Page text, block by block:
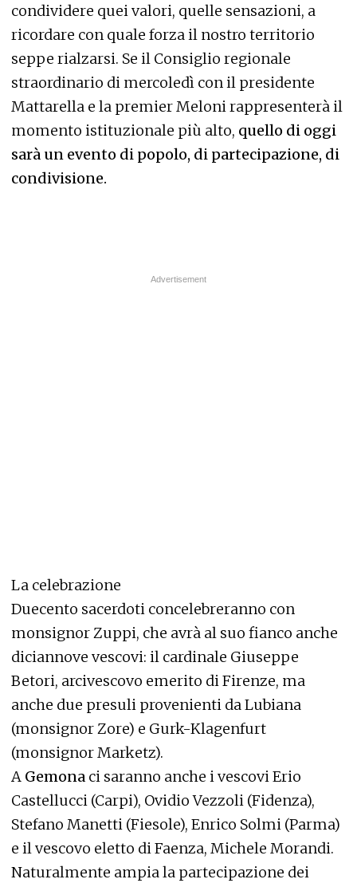
condividere quei valori, quelle sensazioni, a
ricordare con quale forza il nostro territorio
seppe rialzarsi. Se il Consiglio regionale
straordinario di mercoledì con il presidente
Mattarella e la premier Meloni rappresenterà il
momento istituzionale più alto, quello di oggi
sarà un evento di popolo, di partecipazione, di
condivisione.
La celebrazione
Duecento sacerdoti concelebreranno con
monsignor Zuppi, che avrà al suo fianco anche
diciannove vescovi: il cardinale Giuseppe
Betori, arcivescovo emerito di Firenze, ma
anche due presuli provenienti da Lubiana
(monsignor Zore) e Gurk-Klagenfurt
(monsignor Marketz).
A Gemona ci saranno anche i vescovi Erio
Castellucci (Carpi), Ovidio Vezzoli (Fidenza),
Stefano Manetti (Fiesole), Enrico Solmi (Parma)
e il vescovo eletto di Faenza, Michele Morandi.
Naturalmente ampia la partecipazione dei